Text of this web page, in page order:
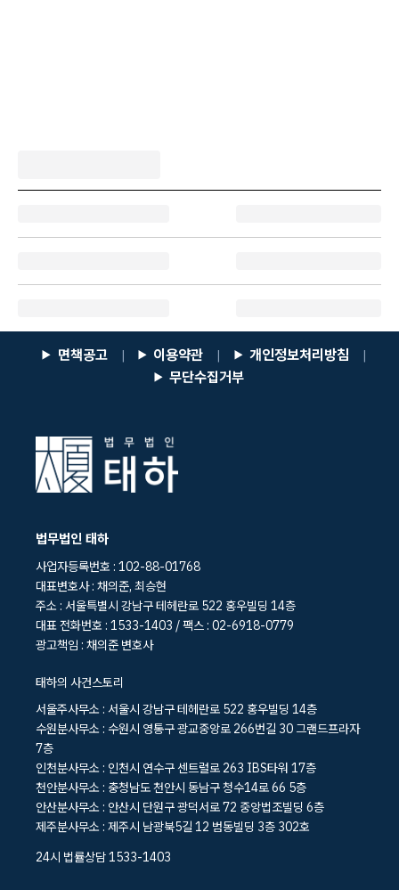
면책공고 | 이용약관 | 개인정보처리방침 |
무단수집거부
법무법인 태하
사업자등록번호 : 102-88-01768
대표변호사 : 채의준, 최승현
주소 : 서울특별시 강남구 테헤란로 522 홍우빌딩 14층
대표 전화번호 : 1533-1403 / 팩스 : 02-6918-0779
광고책임 : 채의준 변호사
태하의 사건스토리
서울주사무소 : 서울시 강남구 테헤란로 522 홍우빌딩 14층
수원분사무소 : 수원시 영통구 광교중앙로 266번길 30 그랜드프라자
7층
인천분사무소 : 인천시 연수구 센트럴로 263 IBS타워 17층
천안분사무소 : 충청남도 천안시 동남구 청수14로 66 5층
안산분사무소 : 안산시 단원구 광덕서로 72 중앙법조빌딩 6층
제주분사무소 : 제주시 남광북5길 12 범동빌딩 3층 302호
24시 법률상담 1533-1403